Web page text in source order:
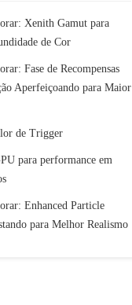
Xenith Gamut para
de Cor
Fase de Recompensas
Aperfeiçoando para Maior
de Trigger
para performance em
Enhanced Particle
para Melhor Realismo